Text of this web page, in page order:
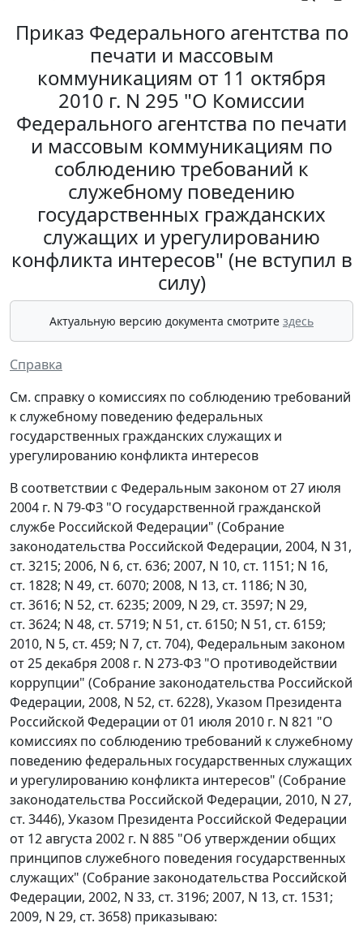
Приказ Федерального агентства по
печати и массовым
коммуникациям от 11 октября
2010 г. N 295 "О Комиссии
Федерального агентства по печати
и массовым коммуникациям по
соблюдению требований к
служебному поведению
государственных гражданских
служащих и урегулированию
конфликта интересов" (не вступил в
силу)
Актуальную версию документа смотрите здесь
Справка
См. справку о комиссиях по соблюдению требований
к служебному поведению федеральных
государственных гражданских служащих и
урегулированию конфликта интересов
В соответствии с Федеральным законом от 27 июля
2004 г. N 79-ФЗ "О государственной гражданской
службе Российской Федерации" (Собрание
законодательства Российской Федерации, 2004, N 31,
ст. 3215; 2006, N 6, ст. 636; 2007, N 10, ст. 1151; N 16,
ст. 1828; N 49, ст. 6070; 2008, N 13, ст. 1186; N 30,
ст. 3616; N 52, ст. 6235; 2009, N 29, ст. 3597; N 29,
ст. 3624; N 48, ст. 5719; N 51, ст. 6150; N 51, ст. 6159;
2010, N 5, ст. 459; N 7, ст. 704), Федеральным законом
от 25 декабря 2008 г. N 273-ФЗ "О противодействии
коррупции" (Собрание законодательства Российской
Федерации, 2008, N 52, ст. 6228), Указом Президента
Российской Федерации от 01 июля 2010 г. N 821 "О
комиссиях по соблюдению требований к служебному
поведению федеральных государственных служащих
и урегулированию конфликта интересов" (Собрание
законодательства Российской Федерации, 2010, N 27,
ст. 3446), Указом Президента Российской Федерации
от 12 августа 2002 г. N 885 "Об утверждении общих
принципов служебного поведения государственных
служащих" (Собрание законодательства Российской
Федерации, 2002, N 33, ст. 3196; 2007, N 13, ст. 1531;
2009, N 29, ст. 3658) приказываю: